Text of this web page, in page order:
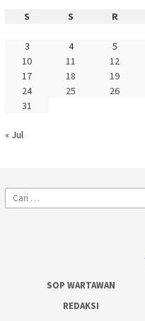
S
S R
3
4 5
10
11 12
17
18 19
24
25 26
31
« Jul
Cari
untuk:
SOP WARTAWAN
REDAKSI